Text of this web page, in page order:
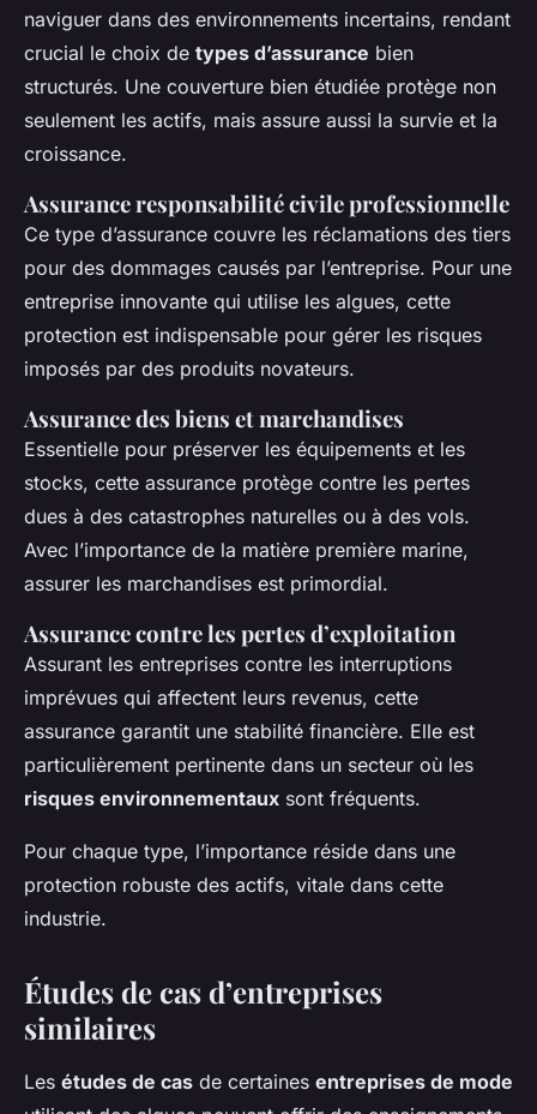
naviguer dans des environnements incertains, rendant
crucial le choix de types d’assurance bien
structurés. Une couverture bien étudiée protège non
seulement les actifs, mais assure aussi la survie et la
croissance.
Assurance responsabilité civile professionnelle
Ce type d’assurance couvre les réclamations des tiers
pour des dommages causés par l’entreprise. Pour une
entreprise innovante qui utilise les algues, cette
protection est indispensable pour gérer les risques
imposés par des produits novateurs.
Assurance des biens et marchandises
Essentielle pour préserver les équipements et les
stocks, cette assurance protège contre les pertes
dues à des catastrophes naturelles ou à des vols.
Avec l’importance de la matière première marine,
assurer les marchandises est primordial.
Assurance contre les pertes d’exploitation
Assurant les entreprises contre les interruptions
imprévues qui affectent leurs revenus, cette
assurance garantit une stabilité financière. Elle est
particulièrement pertinente dans un secteur où les
risques environnementaux sont fréquents.
Pour chaque type, l’importance réside dans une
protection robuste des actifs, vitale dans cette
industrie.
Études de cas d’entreprises
similaires
Les études de cas de certaines entreprises de mode